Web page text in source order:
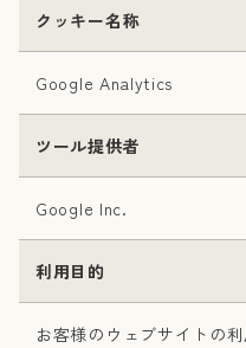
クッキー名称
Google Analytics
ツール提供者
Google Inc.
利用目的
お客様のウェブサイトの